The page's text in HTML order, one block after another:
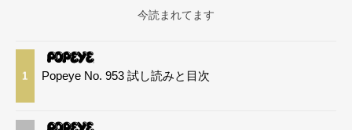
今読まれてます
1 Popeye No. 953 試し読みと目次